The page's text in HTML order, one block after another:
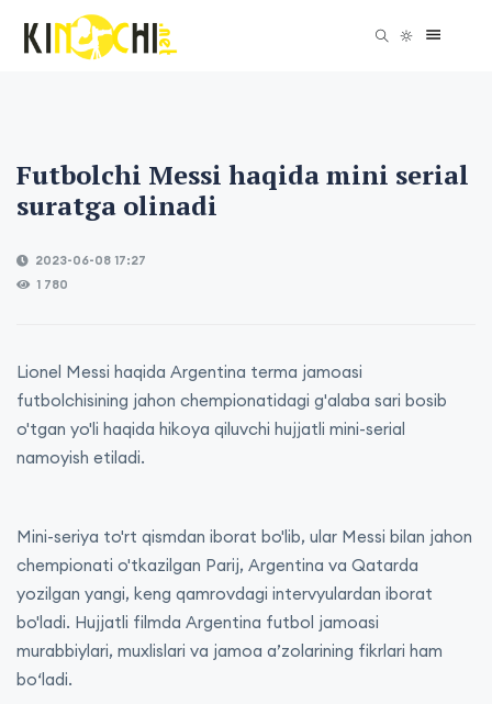
Futbolchi Messi haqida mini serial
suratga olinadi
2023-06-08 17:27
1 780
Lionel Messi haqida Argentina terma jamoasi
futbolchisining jahon chempionatidagi g'alaba sari bosib
o'tgan yo'li haqida hikoya qiluvchi hujjatli mini-serial
namoyish etiladi.
Mini-seriya to'rt qismdan iborat bo'lib, ular Messi bilan jahon
chempionati o'tkazilgan Parij, Argentina va Qatarda
yozilgan yangi, keng qamrovdagi intervyulardan iborat
bo'ladi. Hujjatli filmda Argentina futbol jamoasi
murabbiylari, muxlislari va jamoa a’zolarining fikrlari ham
bo‘ladi.